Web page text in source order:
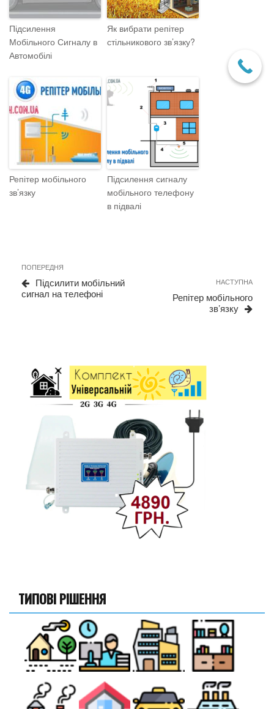
Підсилення
Мобільного Сигналу в
Автомобілі
Як вибрати репітер
стільникового зв’язку?
Репітер мобільного
зв’язку
Підсилення сигналу
мобільного телефону
в підвалі
записів
Previous
Post
ПОПЕРЕДНЯ
Підсилити мобільний
сигнал на телефоні
Next
Post
НАСТУПНА
Репітер мобільного
зв’язку
ТИПОВІ РІШЕННЯ